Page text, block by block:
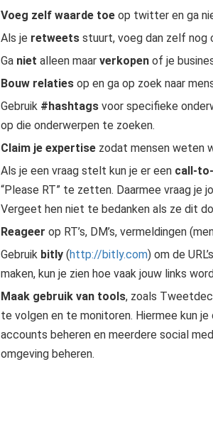
Voeg zelf waarde toeop twitter en ga
Als je retweetsstuurt, voeg dan zelf nog
Ga niet alleen maar verkopenof je
Bouw relatiesop en ga op zoek naar
Gebruik #hashtagsvoor specifieke
op die onderwerpen te zoeken.
Claim je expertisezodat mensen weten
Als je een vraag stelt kun je er een call-
“Please RT” te zetten. Daarmee vraag je
Vergeet hen niet te bedanken als ze dit
Reageer op RT’s, DM’s, vermeldingen
Gebruik bitly(http://bitly.com) om de
maken, kun je zien hoe vaak jouw links
Maak gebruik van tools, zoals
te volgen en te monitoren. Hiermee kun
accounts beheren en meerdere social
omgeving beheren.